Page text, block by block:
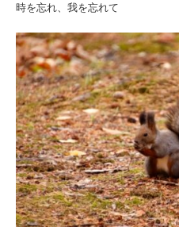
時を忘れ、我を忘れて